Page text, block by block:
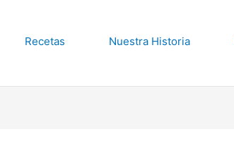
Recetas Nuestra Historia